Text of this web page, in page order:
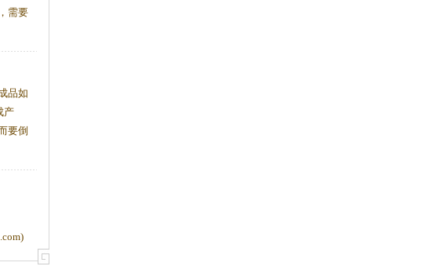
需要
品如
产
要倒